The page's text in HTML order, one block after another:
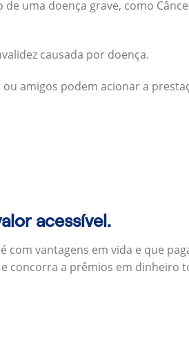
uma doença grave, como
causada por doença.
amigos podem acionar a
acessível.
vantagens em vida e que
concorra a prêmios em dinheiro